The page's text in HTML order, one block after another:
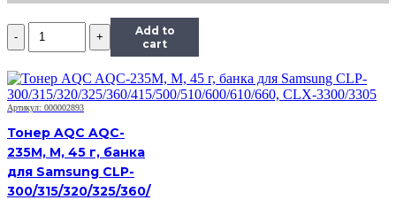
Количество
Тонер
Black,
банка
50г,
совместимый,
для
TK-
5230M
Add to
cart
Артикул: 000002893
Тонер AQC AQC-
235M, M, 45 г, банка
для Samsung CLP-
300/315/320/325/360/